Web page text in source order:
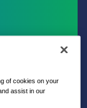
of cookies on your
assist in our